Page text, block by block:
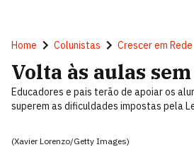
Home Colunistas Crescer em Rede
Volta às aulas
Educadores e pais terão de apoiar os
superem as dificuldades impostas pela
(Xavier Lorenzo/Getty Images)